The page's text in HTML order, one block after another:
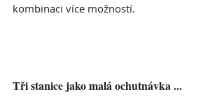
kombinaci více možností.
Tři stanice jako malá ochutnávka ...